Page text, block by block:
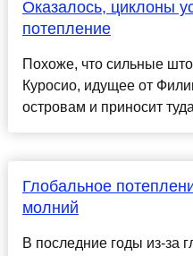
Оказалось, циклоны
потепление
Похоже, что сильные
Куросио, идущее от
островам и приносит
Глобальное
молний
В последние годы из-за